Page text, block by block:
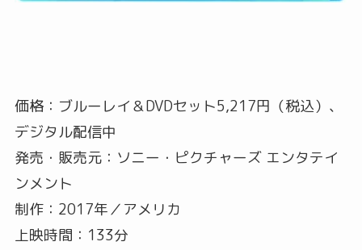
価格：ブルーレイ＆DVDセット5,217円（税込）、
デジタル配信中
発売・販売元：ソニー・ピクチャーズ エンタテイ
ンメント
制作：2017年／アメリカ
上映時間：133分